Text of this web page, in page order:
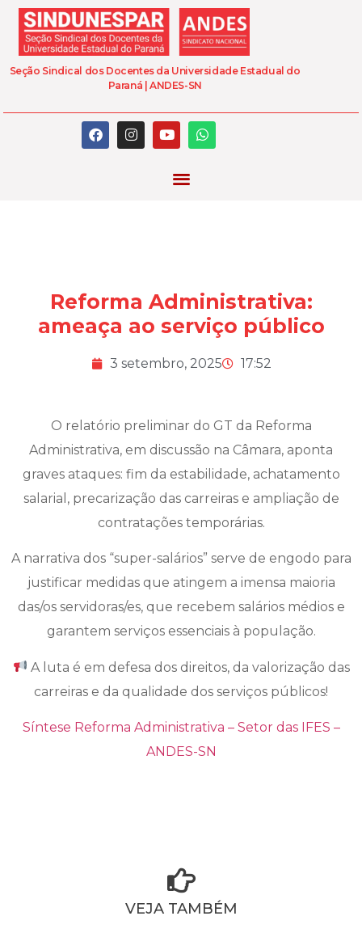
Seção Sindical dos Docentes da Universidade Estadual do
Paraná | ANDES-SN
Reforma Administrativa:
ameaça ao serviço público
3 setembro, 2025 17:52
O relatório preliminar do GT da Reforma
Administrativa, em discussão na Câmara, aponta
graves ataques: fim da estabilidade, achatamento
salarial, precarização das carreiras e ampliação de
contratações temporárias.
A narrativa dos “super-salários” serve de engodo para
justificar medidas que atingem a imensa maioria
das/os servidoras/es, que recebem salários médios e
garantem serviços essenciais à população.
A luta é em defesa dos direitos, da valorização das
carreiras e da qualidade dos serviços públicos!
Síntese Reforma Administrativa – Setor das IFES –
ANDES-SN
VEJA TAMBÉM